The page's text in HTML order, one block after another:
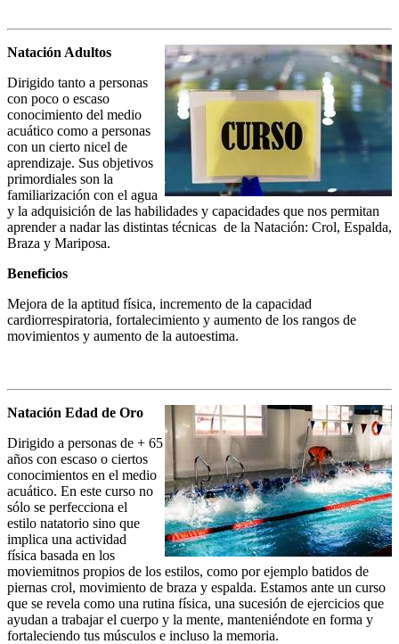
Natación Adultos
Dirigido tanto a personas
con poco o escaso
conocimiento del medio
acuático como a personas
con un cierto nicel de
aprendizaje. Sus objetivos
primordiales son la
familiarización con el agua
y la adquisición de las habilidades y capacidades que nos permitan
aprender a nadar las distintas técnicas de la Natación: Crol, Espalda,
Braza y Mariposa.
Beneficios
Mejora de la aptitud física, incremento de la capacidad
cardiorrespiratoria, fortalecimiento y aumento de los rangos de
movimientos y aumento de la autoestima.
Natación Edad de Oro
Dirigido a personas de + 65
años con escaso o ciertos
conocimientos en el medio
acuático. En este curso no
sólo se perfecciona el
estilo natatorio sino que
implica una actividad
física basada en los
moviemitnos propios de los estilos, como por ejemplo batidos de
piernas crol, movimiento de braza y espalda. Estamos ante un curso
que se revela como una rutina física, una sucesión de ejercicios que
ayudan a trabajar el cuerpo y la mente, manteniéndote en forma y
fortaleciendo tus músculos e incluso la memoria.